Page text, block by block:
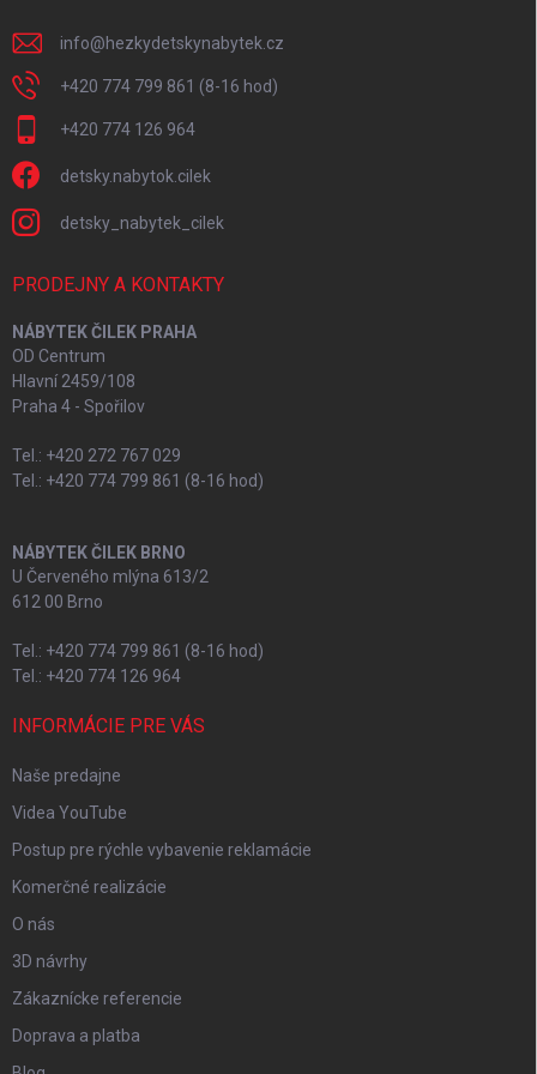
info@hezkydetskynabytek.cz
+420 774 799 861 (8-16 hod)
+420 774 126 964
detsky.nabytok.cilek
detsky_nabytek_cilek
PRODEJNY A KONTAKTY
NÁBYTEK ČILEK PRAHA
OD Centrum
Hlavní 2459/108
Praha 4 - Spořilov
Tel.: +420 272 767 029
Tel.: +420 774 799 861 (8-16 hod)
NÁBYTEK ČILEK BRNO
U Červeného mlýna 613/2
612 00 Brno
Tel.: +420 774 799 861 (8-16 hod)
Tel.: +420 774 126 964
INFORMÁCIE PRE VÁS
Naše predajne
Videa YouTube
Postup pre rýchle vybavenie reklamácie
Komerčné realizácie
O nás
3D návrhy
Zákaznícke referencie
Doprava a platba